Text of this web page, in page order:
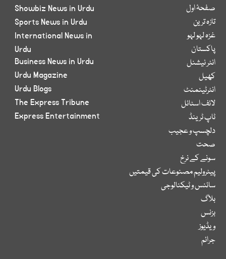
صفحۂ اول
تازہ ترین
غزہ لہو لہو
پاکستان
انٹر نیشنل
کھیل
انٹرٹینمنٹ
لائف اسٹائل
ٹاپ ٹرینڈ
دلچسپ و عجیب
صحت
سونے کے نرخ
پیٹرولیم مصنوعات کی قیمتیں
سائنس و ٹیکنالوجی
بلاگ
بزنس
ویڈیوز
جرائم
Showbiz News in Urdu
Sports News in Urdu
International News in
Urdu
Business News in Urdu
Urdu Magazine
Urdu Blogs
The Express Tribune
Express Entertainment